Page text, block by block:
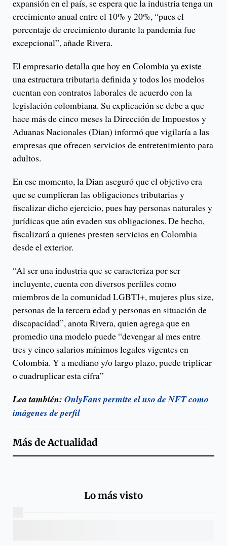
expansión en el país, se espera que la industria tenga un
crecimiento anual entre el 10% y 20%, “pues el
porcentaje de crecimiento durante la pandemia fue
excepcional”, añade Rivera.
El empresario detalla que hoy en Colombia ya existe
una estructura tributaria definida y todos los modelos
cuentan con contratos laborales de acuerdo con la
legislación colombiana. Su explicación se debe a que
hace más de cinco meses la Dirección de Impuestos y
Aduanas Nacionales (Dian) informó que vigilaría a las
empresas que ofrecen servicios de entretenimiento para
adultos.
En ese momento, la Dian aseguró que el objetivo era
que se cumplieran las obligaciones tributarias y
fiscalizar dicho ejercicio, pues hay personas naturales y
jurídicas que aún evaden sus obligaciones. De hecho,
fiscalizará a quienes presten servicios en Colombia
desde el exterior.
“Al ser una industria que se caracteriza por ser
incluyente, cuenta con diversos perfiles como
miembros de la comunidad LGBTI+, mujeres plus size,
personas de la tercera edad y personas en situación de
discapacidad”, anota Rivera, quien agrega que en
promedio una modelo puede “devengar al mes entre
tres y cinco salarios mínimos legales vigentes en
Colombia. Y a mediano y/o largo plazo, puede triplicar
o cuadruplicar esta cifra”
Lea también: OnlyFans permite el uso de NFT como
imágenes de perfil
Más deActualidad
Lo más visto